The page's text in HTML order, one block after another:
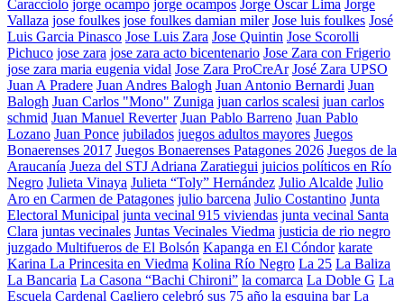
Caracciolo jorge ocampo jorge ocampos Jorge Oscar Lima Jorge
Vallaza jose foulkes jose foulkes damian miler Jose luis foulkes José
Luis Garcia Pinasco Jose Luis Zara Jose Quintin Jose Scorolli
Pichuco jose zara jose zara acto bicentenario Jose Zara con Frigerio
jose zara maria eugenia vidal Jose Zara ProCreAr José Zara UPSO
Juan A Pradere Juan Andres Balogh Juan Antonio Bernardi Juan
Balogh Juan Carlos "Mono" Zuniga juan carlos scalesi juan carlos
schmid Juan Manuel Reverter Juan Pablo Barreno Juan Pablo
Lozano Juan Ponce jubilados juegos adultos mayores Juegos
Bonaerenses 2017 Juegos Bonaerenses Patagones 2026 Juegos de la
Araucanía Jueza del STJ Adriana Zaratiegui juicios políticos en Río
Negro Julieta Vinaya Julieta “Toly” Hernández Julio Alcalde Julio
Aro en Carmen de Patagones julio barcena Julio Costantino Junta
Electoral Municipal junta vecinal 915 viviendas junta vecinal Santa
Clara juntas vecinales Juntas Vecinales Viedma justicia de rio negro
juzgado Multifueros de El Bolsón Kapanga en El Cóndor karate
Karina La Princesita en Viedma Kolina Río Negro La 25 La Baliza
La Bancaria La Casona “Bachi Chironi” la comarca La Doble G La
Escuela Cardenal Cagliero celebró sus 75 año la esquina bar La